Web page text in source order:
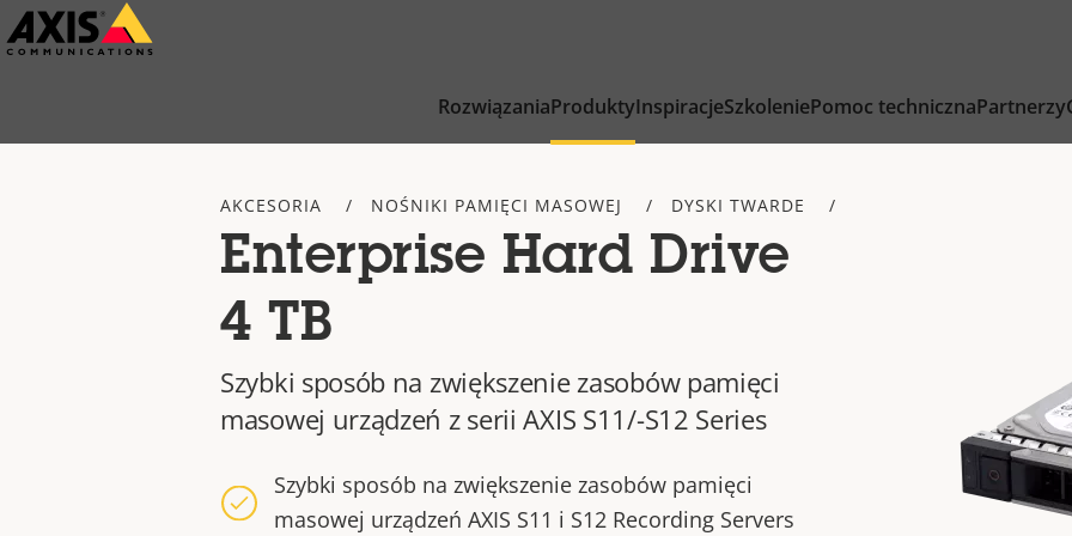
Przejdź
do
RozwiązaniaProduktyInspiracjeSzkoleniePomoc technicznaPartnerzy
AKCESORIA NOŚNIKI PAMIĘCI MASOWEJ DYSKI TWARDE
Enterprise Hard Drive
4 TB
Szybki sposób na zwiększenie zasobów pamięci
masowej urządzeń z serii AXIS S11/-S12 Series
Szybki sposób na zwiększenie zasobów pamięci
masowej urządzeń AXIS S11 i S12 Recording Servers